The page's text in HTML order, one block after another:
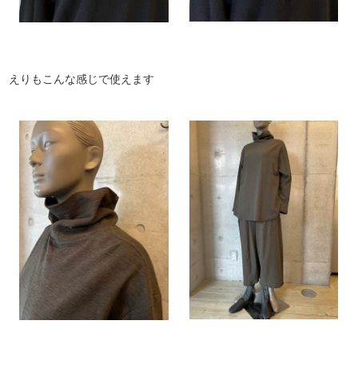
えりもこんな感じで使えます